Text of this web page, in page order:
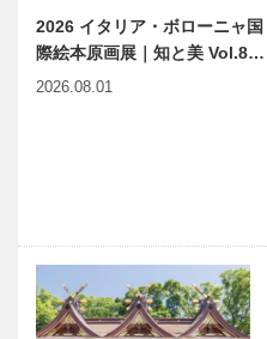
2026 イタリア・ボローニャ国
際絵本原画展｜知と美 Vol.8…
2026.08.01